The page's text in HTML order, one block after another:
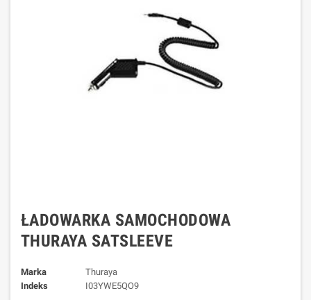
ŁADOWARKA SAMOCHODOWA
THURAYA SATSLEEVE
Marka
Thuraya
Indeks
I03YWE5QO9